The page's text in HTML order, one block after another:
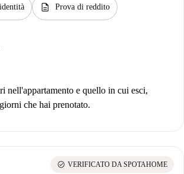
description Prova di reddito
nell'appartamento e quello in cui esci,
che hai prenotato.
check_circle VERIFICATO DA SPOTAHOME